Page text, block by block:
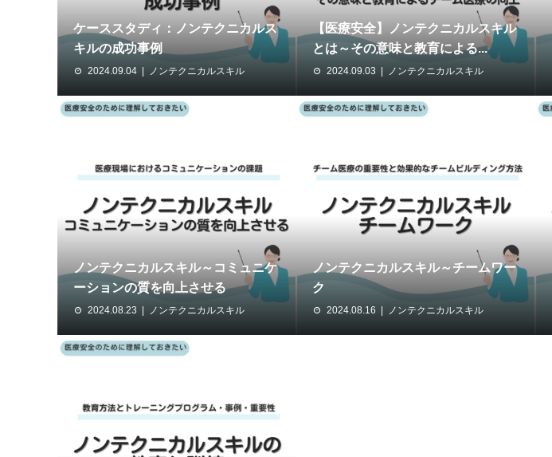
ケーススタディ：ノンテクニカルス
キルの成功事例
2024.09.04 ノンテクニカルスキル
【医療安全】ノンテクニカルスキル
とは～その意味と教育による...
2024.09.03 ノンテクニカルスキル
ノンテクニカルスキル～コミュニケ
ーションの質を向上させる
2024.08.23 ノンテクニカルスキル
ノンテクニカルスキル～チームワー
ク
2024.08.16 ノンテクニカルスキル